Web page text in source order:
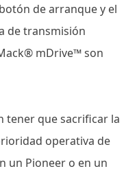
de arranque y el
de transmisión
mDrive™ son
tener que sacrificar la
operativa de
un Pioneer o en un